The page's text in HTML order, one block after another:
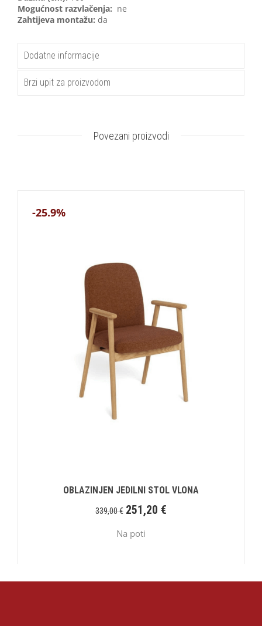
Mogućnost razvlačenja: ne
Zahtijeva montažu: da
Dodatne informacije
Brzi upit za proizvodom
Povezani proizvodi
-25.9%
OBLAZINJEN JEDILNI STOL VLONA
339,00€ 251,20 €
Na poti